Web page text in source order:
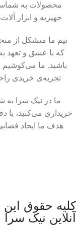
محصولات به
جهیزیه و ابزار
تیم ما متشکل از
که با عشق و تعهد
باشید. ما می‌کوشیم
تجربه‌ی خریدی
ما در نیک سرا به
خریداری می‌کنید،
هدف ما ایجاد
کلیه حقوق
آنلاین نیک